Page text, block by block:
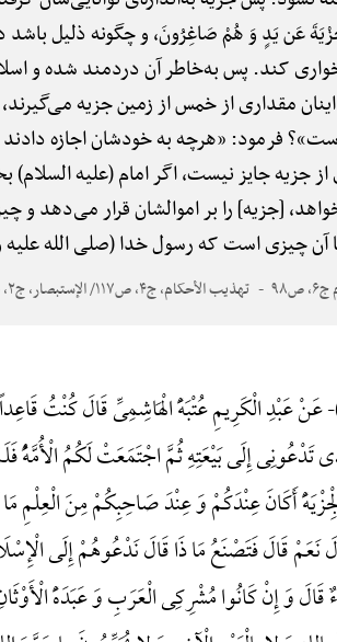
عَن یَدٍ وَ هُمْ صَاغِرُونَ، و چگونه ذلیل باشد
کند. پس به‌خاطر آن دردمند شده و
مقداری از خمس از زمین جزیه می‌گیرند،
فرمود: «هرچه به خودشان اجازه دادند
جزیه جایز نیست، اگر امام (علیه
[جزیه] را بر اموالشان قرار
چیزی است که رسول خدا (صلی الله علیه و
تهذیب الأحکام، ج۴، ص۱۱۷/ الإستبصار، ج۲، ص۵۳/ الکافی، ج۳، ص۵۶۶/ وسایل الشیعهًْ، ج۱۵، ص۱۴۹/ نور الثقلین/ البرهان
عَنْ عَبْدِ الْکَرِیمِ عُتْبَهًَْ الْهَاشِمِیِّ قَالَ کُنْتُ
إِلَی بَیْعَتِهِ ثُمَّ اجْتَمَعَتْ لَکُمُ الْأُمَّهًُْ
أَ‌کَانَ عِنْدَکُمْ وَ عِنْدَ صَاحِبِکُمْ مِنَ الْعِلْمِ
قَالَ فَتَصْنَعُ مَا ذَا قَالَ نَدْعُوهُمْ إِلَی
وَ إِنْ کَانُوا مُشْرِکِی الْعَرَبِ وَ عَبَدَهًَْ